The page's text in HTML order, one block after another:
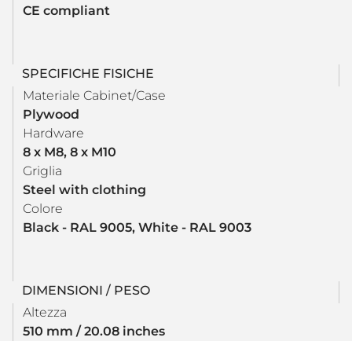
CE compliant
SPECIFICHE FISICHE
Materiale Cabinet/Case
Plywood
Hardware
8 x M8, 8 x M10
Griglia
Steel with clothing
Colore
Black - RAL 9005, White - RAL 9003
DIMENSIONI / PESO
Altezza
510 mm / 20.08 inches